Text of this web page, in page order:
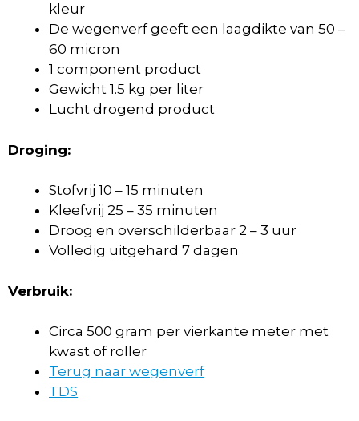
kleur
De wegenverf geeft een laagdikte van 50 –
60 micron
1 component product
Gewicht 1.5 kg per liter
Lucht drogend product
Droging:
Stofvrij 10 – 15 minuten
Kleefvrij 25 – 35 minuten
Droog en overschilderbaar 2 – 3 uur
Volledig uitgehard 7 dagen
Verbruik:
Circa 500 gram per vierkante meter met
kwast of roller
Terug naar wegenverf
TDS